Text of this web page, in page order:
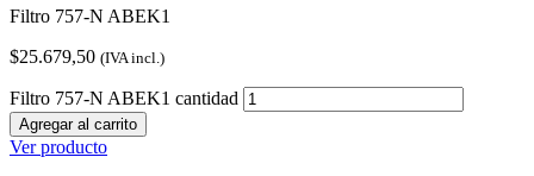
Filtro 757-N ABEK1
$25.679,50 (IVA incl.)
Filtro 757-N ABEK1 cantidad
Agregar al carrito
Ver producto